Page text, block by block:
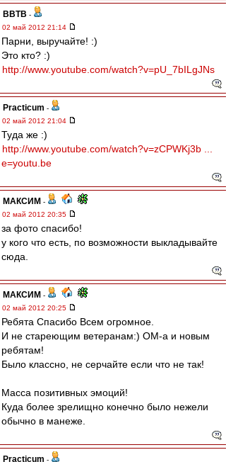
ВВТВ -
02 май 2012 21:14
Парни, выручайте! :)
Это кто? :)
http://www.youtube.com/watch?v=pU_7bILgJNs
Practicum -
02 май 2012 21:04
Туда же :)
http://www.youtube.com/watch?v=zCPWKj3b ...
e=youtu.be
МАКСИМ -
02 май 2012 20:35
за фото спасибо!
у кого что есть, по возможности выкладывайте
сюда.
МАКСИМ -
02 май 2012 20:25
Ребята Спасибо Всем огромное.
И не стареющим ветеранам:) ОМ-а и новым
ребятам!
Было классно, не серчайте если что не так!
Масса позитивных эмоций!
Куда более зрелищно конечно было нежели
обычно в манеже.
Practicum -